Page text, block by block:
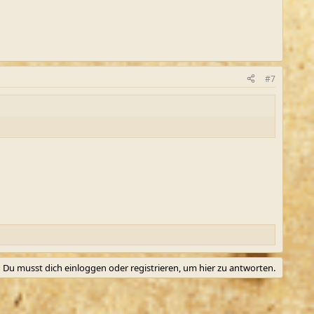
#7
Du musst dich einloggen oder registrieren, um hier zu antworten.